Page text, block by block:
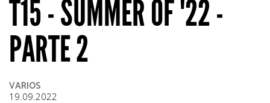
T15 - SUMMER OF '22 -
PARTE 2
VARIOS
19.09.2022